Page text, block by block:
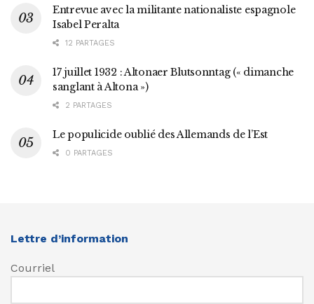
Entrevue avec la militante nationaliste espagnole
Isabel Peralta
12 PARTAGES
17 juillet 1932 : Altonaer Blutsonntag (« dimanche
sanglant à Altona »)
2 PARTAGES
Le populicide oublié des Allemands de l’Est
0 PARTAGES
Lettre d’information
Courriel